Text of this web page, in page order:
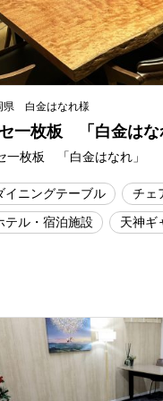
県 白金はなれ様
一枚板 「白金はな
一枚板 「白金はなれ」
イニングテーブル チェ
テル・宿泊施設
天神ギ